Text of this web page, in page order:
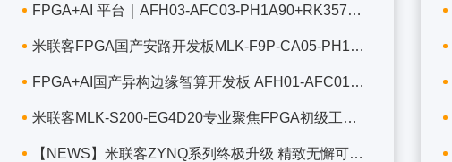
FPGA+AI 平台｜AFH03-AFC03-PH1A90+RK3576J 国产
米联客FPGA国产安路开发板MLK-F9P-CA05-PH1P50/1
FPGA+AI国产异构边缘智算开发板 AFH01-AFC01-PH
米联客MLK-S200-EG4D20专业聚焦FPGA初级工程师入
【NEWS】米联客ZYNQ系列终极升级 精致无懈可击F2